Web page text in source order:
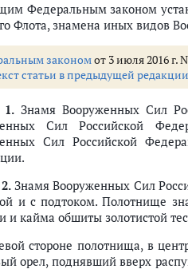
Федеральным законом
Флота, знамена иных видов
закономот 3 июля 2016 г.
статьи в предыдущей редакции
1. Знамя Вооруженных Сил
Сил Российской
Сил Российской
Знамя Вооруженных Сил
и с подтоком. Полотнище
и кайма обшиты золотистой
стороне полотнища, в
орел, поднявший вверх